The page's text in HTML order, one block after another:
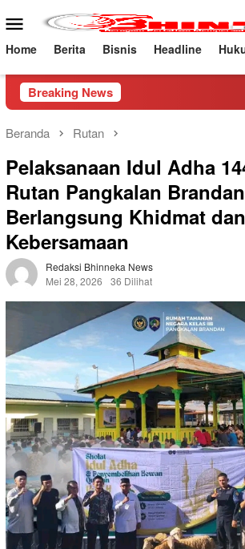
ke
konten
Menu
Mobile
Home Berita Bisnis Headline
Breaking News
Beranda Rutan
Pelaksanaan Idul Adha
Rutan Pangkalan Brandan
Berlangsung Khidmat
Kebersamaan
Redaksi Bhinneka News
Mei 28, 2026
36 Dilihat